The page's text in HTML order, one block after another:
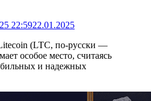
22:5922.01.2025
(LTC, по-русски —
особое место, считаясь
и надежных